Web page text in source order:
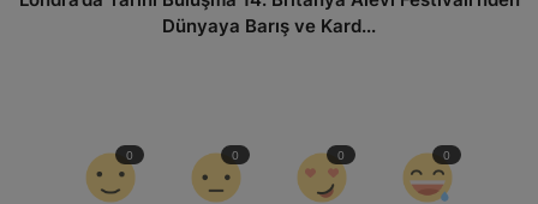
Dünyaya Barış ve Kard...
0 0 0 0